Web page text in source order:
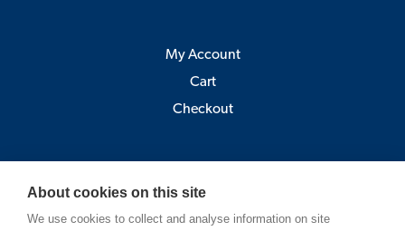
My Account
Cart
Checkout
Pick-up point:
About cookies on this site
We use cookies to collect and analyse information on site